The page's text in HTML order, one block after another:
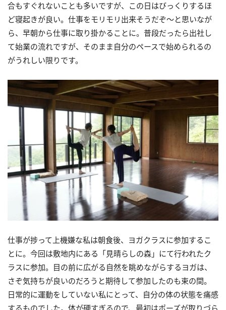
合もすぐれないことも多いですが、この日はびっくりするほ
ど寝起きが良い。仕事をモリモリ出来そうだぞ～と思いなが
ら、早朝から仕事に取り掛かることに。普段だったら出社し
て始業の流れですが、そのまま自分のペースで始められるの
がうれしい限りです。
仕事が捗って上機嫌な私は朝食後、ヨガクラスに参加するこ
とに。今回は敷地内にある「見晴らしの森」にて行われたク
ラスに参加。目の前に広がる自然を眺めながらするヨガは、
さぞ気持ちが良いのだろうと期待して参加したのも束の間。
日常的に運動をしていない私にとって、自分の体の状態を痛感